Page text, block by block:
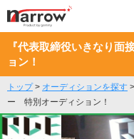
『代表取締役いきなり
ョン！
トップ> オーディションを探す >
ー 特別オーディション！